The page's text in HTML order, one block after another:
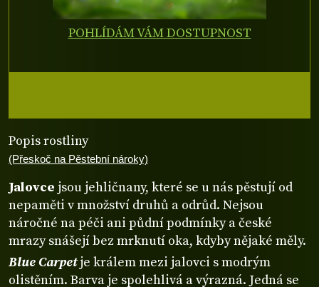
Popis rostliny
(Přeskoč na Pěstební nároky)
Jalovce jsou jehličnany, které se u nás pěstují od
nepaměti v množství druhů a odrůd. Nejsou
náročné na péči ani půdní podmínky a české
mrazy snášejí bez mrknutí oka, kdyby nějaké měly.
Blue Carpetje králem mezi jalovci s modrým
olistěním. Barva je spolehlivá a výrazná. Jedná se
POHLÍDÁM VÁM DOSTUPNOST